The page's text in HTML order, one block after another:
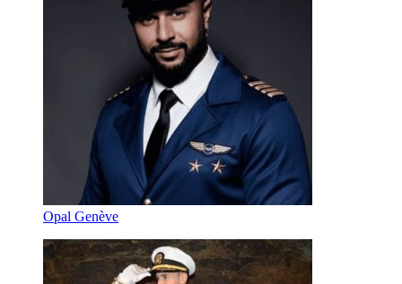
Opal Genève